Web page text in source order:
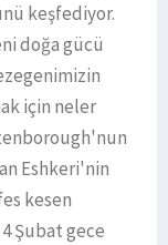
keşfediyor.
doğa gücü
için neler
Eshkeri'nin
kesen
Şubat gece